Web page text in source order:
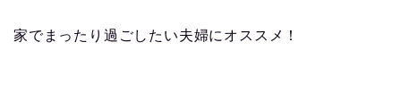
家でまったり過ごしたい夫婦にオススメ！